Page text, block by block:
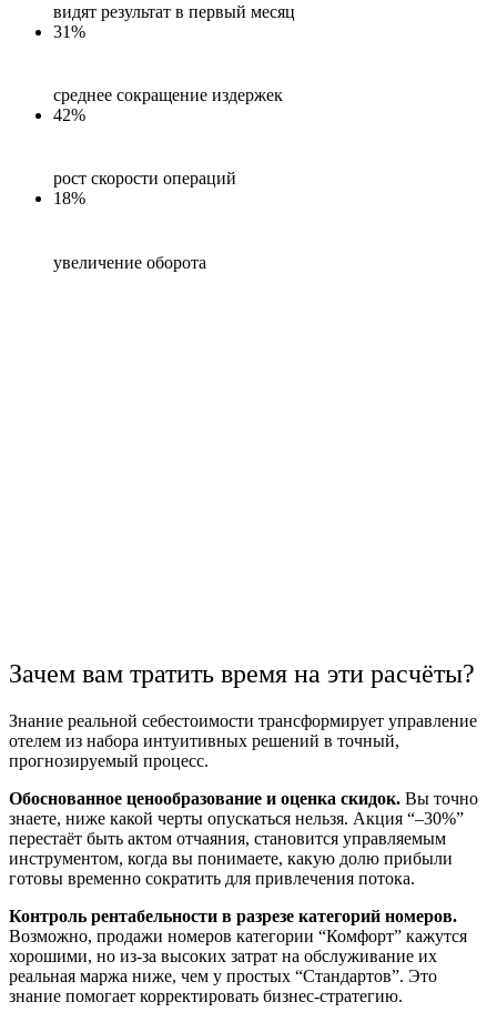
видят результат в первый месяц
31%
среднее сокращение издержек
42%
рост скорости операций
18%
увеличение оборота
Зачем вам тратить время на эти расчёты?
Знание реальной себестоимости трансформирует управление
отелем из набора интуитивных решений в точный,
прогнозируемый процесс.
Обоснованное ценообразование и оценка скидок. Вы точно
знаете, ниже какой черты опускаться нельзя. Акция “–30%”
перестаёт быть актом отчаяния, становится управляемым
инструментом, когда вы понимаете, какую долю прибыли
готовы временно сократить для привлечения потока.
Контроль рентабельности в разрезе категорий номеров.
Возможно, продажи номеров категории “Комфорт” кажутся
хорошими, но из-за высоких затрат на обслуживание их
реальная маржа ниже, чем у простых “Стандартов”. Это
знание помогает корректировать бизнес-стратегию.